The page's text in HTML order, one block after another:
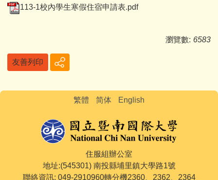
113-1校內學生寒假住宿申請表.pdf
瀏覽數: 6583
友善列印
繁體 简体 English
住服組辦公室
地址:(545301) 南投縣埔里鎮大學路1號
聯絡資訊: 049-2910960轉分機2360、2362、2364